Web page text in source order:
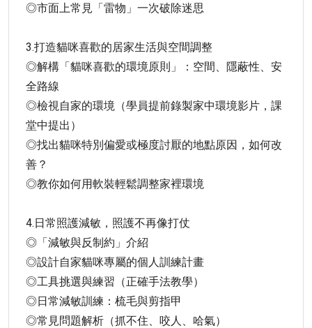
◎市面上常見「雷物」一次破除迷思
3.打造貓咪喜歡的居家生活與空間調整
◎解構「貓咪喜歡的環境原則」：空間、隱蔽性、安
全路線
◎檢視自家的環境（學員提前錄製家中環境影片，課
堂中提出）
◎找出貓咪特別偏愛或極度討厭的地點原因，如何改
善？
◎教你如何用軟裝輕鬆調整家裡環境
4.日常照護減敏，照護不再像打仗
◎「減敏與反制約」介紹
◎設計自家貓咪專屬的個人訓練計畫
◎工具挑選與練習（正確手法教學）
◎日常減敏訓練：梳毛與剪指甲
◎常見問題解析（抓不住、咬人、哈氣）